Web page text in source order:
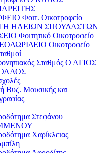
Φοιτ. Οικοτροφείο
ΗΛΕΙΩΝ ΣΠΟΥΔΑΣΤΩΝ
Φοιτητικό Οικοτροφείο
Οικοτροφείο
Σταθμός Ο ΑΓΙΟΣ
Βυζ. Μουσικής και
Στεφάνου
Χαρίκλειας